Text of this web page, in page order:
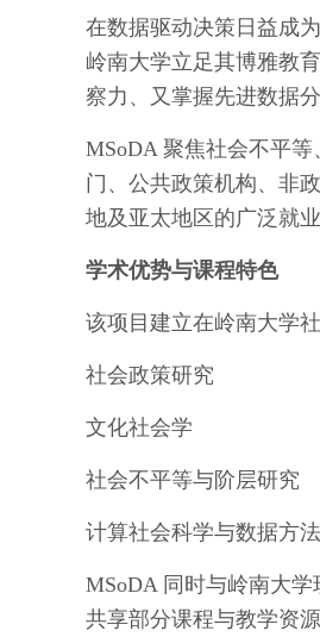
在数据驱动决策日益成
岭南大学立足其博雅教
察力、又掌握先进数据
MSoDA 聚焦社会不平
门、公共政策机构、非
地及亚太地区的广泛就业
学术优势与课程特色
该项目建立在岭南大学
社会政策研究
文化社会学
社会不平等与阶层研究
计算社会科学与数据方
MSoDA 同时与岭南大
共享部分课程与教学资